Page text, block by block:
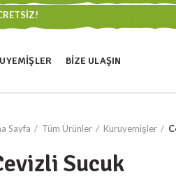
BIZE ULAŞIN
Sayfa Tüm Ürünler Kuruyemişler
Sucuk